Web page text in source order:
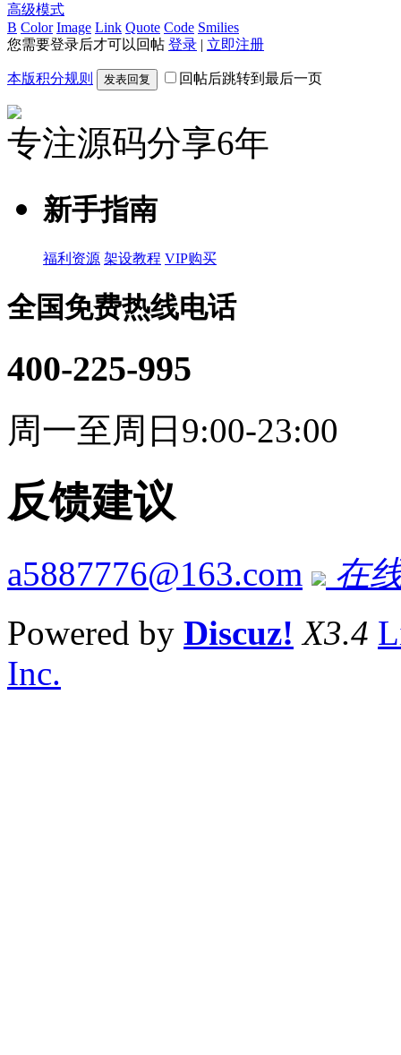
高级模式
B Color Image Link Quote Code Smilies
您需要登录后才可以回帖 登录 | 立即注册
本版积分规则 发表回复 回帖后跳转到最后一页
专注源码分享6年
新手指南
福利资源 架设教程 VIP购买
全国免费热线电话
400-225-995
周一至周日9:00-23:00
反馈建议
a5887776@163.com
在
Powered by Discuz! X3.4
Inc.